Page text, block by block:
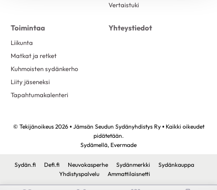
Vertaistuki
Toimintaa
Liikunta
Matkat ja retket
Kuhmoisten sydänkerho
Liity jäseneksi
Tapahtumakalenteri
Yhteystiedot
© Tekijänoikeus 2026 • Jämsän Seudun Sydänyhdistys Ry • Kaikki oikeudet
pidätetään.
Sydämellä, Evermade
Sydän.fi Defi.fi Neuvokasperhe Sydänmerkki
Sydänkauppa
Yhdistyspalvelu
Ammattilaisnetti